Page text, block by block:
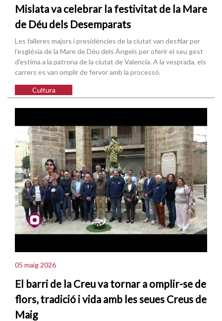
Mislata va celebrar la festivitat de la Mare
de Déu dels Desemparats
Les falleres majors i presidències de la ciutat van desfilar per
l'església de la Mare de Déu dels Àngels per oferir el seu gest
d'estima a la patrona de la ciutat de Valencia. A la vesprada, els
carrers es van omplir de fervor amb la processó.
Cultura
05 maig 2026
El barri de la Creu va tornar a omplir-se de
flors, tradició i vida amb les seues Creus de
Maig